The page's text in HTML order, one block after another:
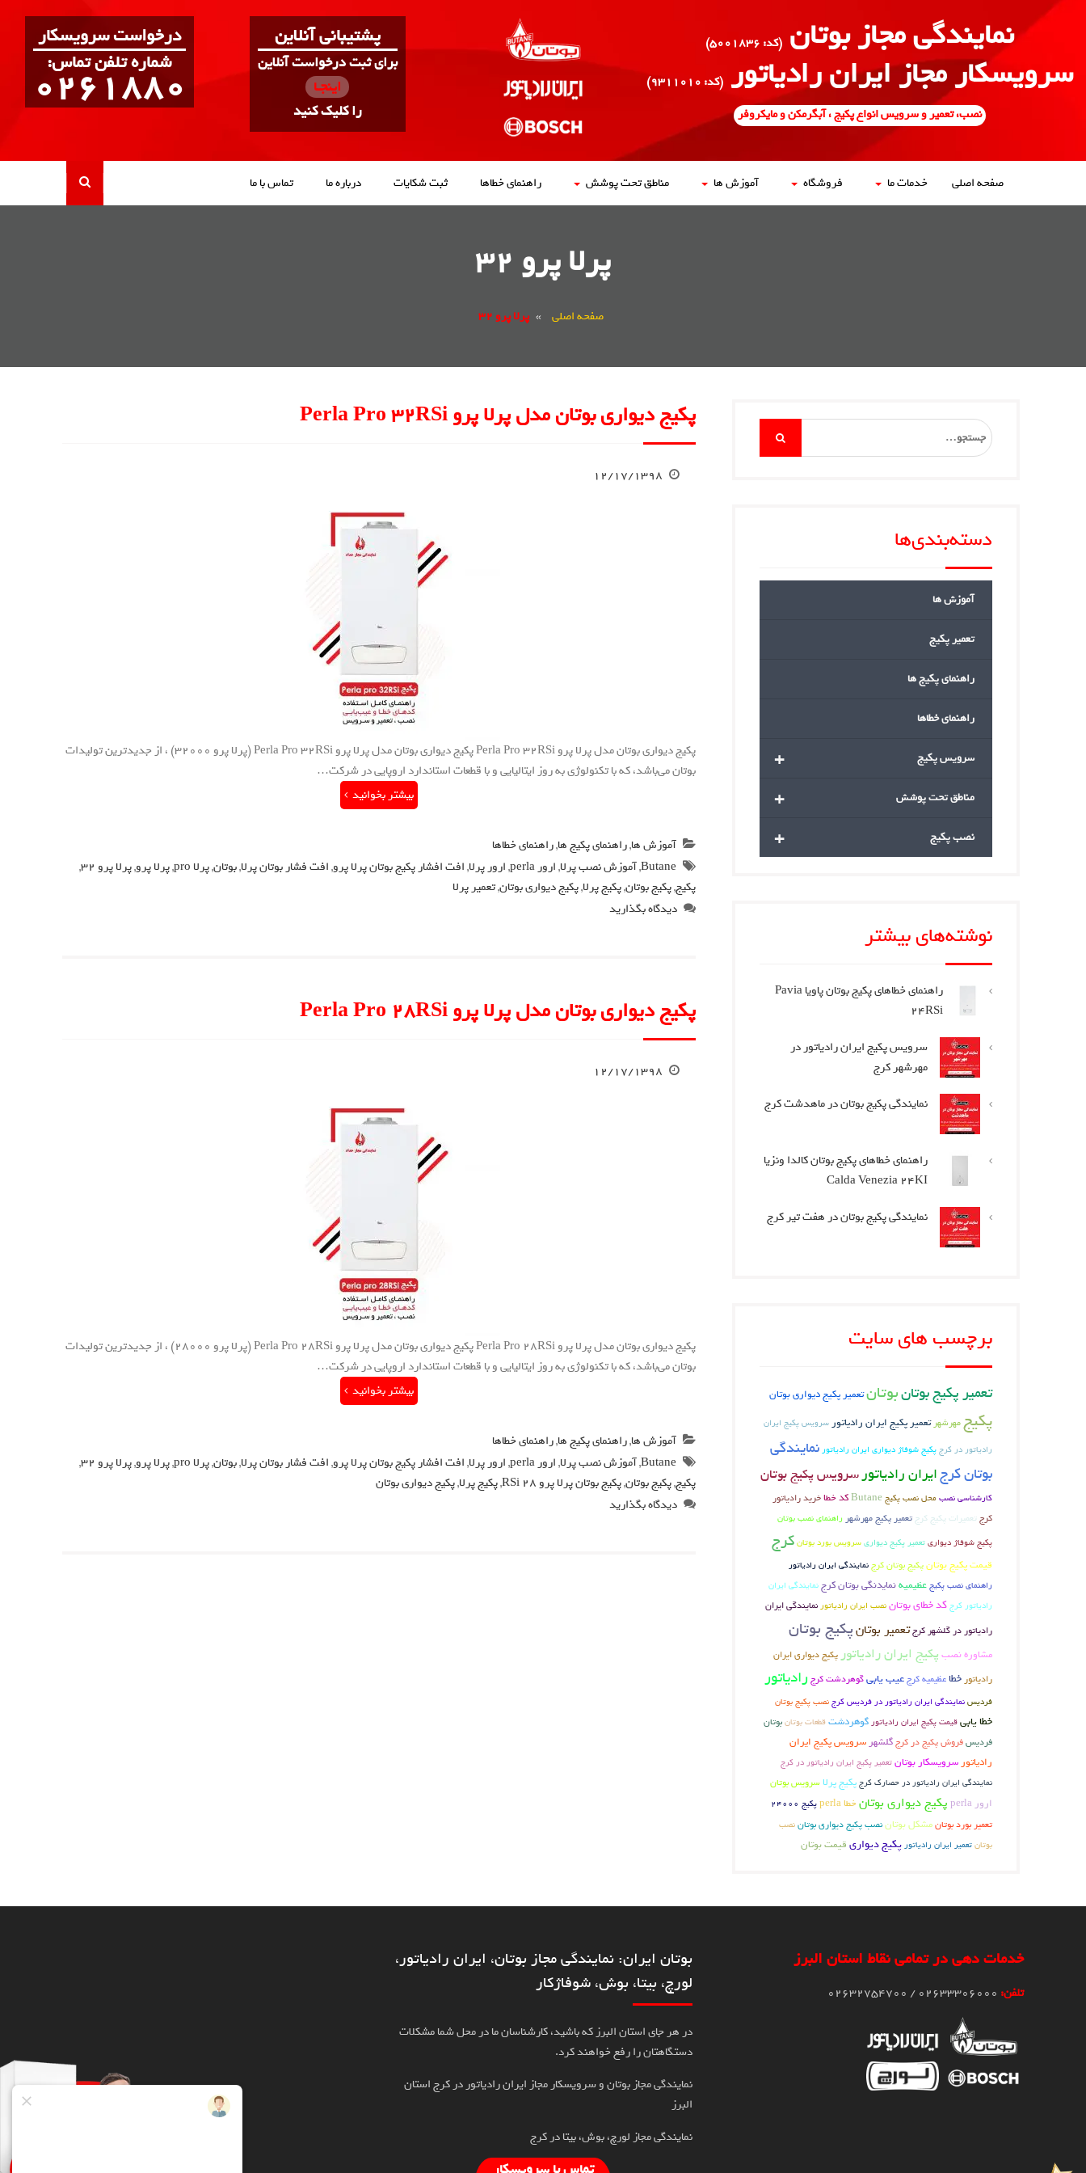
نمایندگی مجاز بوتان (کد: ۵۰۰۱۸۳۶)
سرویسکار مجاز ایران رادیاتور (کد: ۹۳۱۱۰۱۰)
نصب، تعمیر و سرویس انواع پکیج ، آبگرمکن و مایکروفر
پشتیبانی آنلاین
برای ثبت درخواست آنلاین
اینجـا
را کلیک کنید
درخواست سرویسکار
:شماره تلفن تماس
0261880
صفحه اصلی خدمات ما فروشگاه آموزش ها مناطق تحت پوشش راهنمای خطاها ثبت شکایات درباره ما تماس با ما
پرلا پرو 32
صفحه اصلی » پرلا پرو 32
پکیج دیواری بوتان مدل پرلا پرو Perla Pro 32RSi
۱۲/۱۷/۱۳۹۸
پکیج دیواری بوتان مدل پرلا پرو Perla Pro 32RSi پکیج دیواری بوتان مدل پرلا پرو Perla Pro 32RSi (پرلا پرو 32000) ، از جدیدترین تولیدات
بوتان می‌باشد، که با تکنولوژی به روز ایتالیایی و با قطعات استاندارد اروپایی در شرکت…
بیشتر بخوانید
آموزش ها,راهنمای پکیج ها,راهنمای خطاها
Butane
,آموزش نصب پرلا,ارور perla ,ارور پرلا,افت افشار پکیج بوتان پرلا پرو,افت فشار بوتان پرلا,بوتان,پرلا pro ,پرلا پرو,پرلا پرو 32
,
پکیج,پکیج بوتان,پکیج پرلا,پکیج دیواری بوتان,تعمیر پرلا
دیدگاه بگذارید
پکیج دیواری بوتان مدل پرلا پرو Perla Pro 28RSi
۱۲/۱۷/۱۳۹۸
پکیج دیواری بوتان مدل پرلا پرو Perla Pro 28RSi پکیج دیواری بوتان مدل پرلا پرو Perla Pro 28RSi (پرلا پرو 28000) ، از جدیدترین تولیدات
بوتان می‌باشد، که با تکنولوژی به روز ایتالیایی و با قطعات استاندارد اروپایی در شرکت…
بیشتر بخوانید
آموزش ها,راهنمای پکیج ها,راهنمای خطاها
Butane
,آموزش نصب پرلا,ارور perla ,ارور پرلا,افت افشار پکیج بوتان پرلا پرو,افت فشار بوتان پرلا,بوتان,پرلا pro ,پرلا پرو,پرلا پرو 32
,
پکیج,پکیج بوتان,پکیج بوتان پرلا پرو 28 RSi ,پکیج پرلا,پکیج دیواری بوتان
دیدگاه بگذارید
Search
for:
دسته‌بندی‌ها
آموزش ها
تعمیر پکیج
راهنمای پکیج ها
راهنمای خطاها
+ سرویس پکیج
+ مناطق تحت پوشش
+ نصب پکیج
نوشته‌های بیشتر
راهنمای خطاهای پکیج بوتان پاویا Pavia
24RSi
سرویس پکیج ایران رادیاتور در
مهرشهر کرج
نمایندگی پکیج بوتان در ماهدشت کرج
راهنمای خطاهای پکیج بوتان کالدا ونزیا
Calda Venezia 24KI
نمایندگی پکیج بوتان در هفت تیر کرج
برچسب های سایت
تعمیر پکیج بوتانبوتانتعمیر پکیج دیواری بوتان
پکیجمهرشهر تعمیر پکیج ایران رادیاتور سرویس پکیج ایران
رادیاتور در کرجپکیج شوفاژ دیواری ایران رادیاتور نمایندگی
بوتان کرجایران رادیاتور سرویس پکیج بوتان
کارشناسی نصبمحل نصب پکیجButaneکد خطاخرید رادیاتور
کرجتعمیرات پکیج کرج تعمیر پکیج مهرشهر راهنمای نصب بوتان
پکیج شوفاژ دیواریتعمیر پکیج دیواریسرویس بورد بوتانکرج
قیمت پکیج بوتانپکیج بوتان کرجنمایندگی ایران رادیاتور
راهنمای نصب پکیجعظیمیهنمایدنگی بوتان کرجنمایندگی ایران
رادیاتور کرجکد خطای بوتاننصب ایران رادیاتور نمایندگی ایران
رادیاتور در گلشهر کرجتعمیر بوتانپکیج بوتان
مشاوره نصب پکیج ایران رادیاتورپکیج دیواری ایران
رادیاتور خطاعظیمیه کرجعیب یابیگوهردشت کرج رادیاتور
فردیسنمایندگی ایران رادیاتور در فردیس کرجنصب پکیج بوتان
خطا یابیقیمت پکیج ایران رادیاتور گوهردشتقطعات بوتانبوتان
فردیسفروش پکیج در کرجگلشهر سرویس پکیج ایران
رادیاتور سرویسکار بوتانتعمیر پکیج ایران رادیاتور در کرج
نمایندگی ایران رادیاتور در حصارک کرجپکیج پرلاسرویس بوتان
ارور perla پکیج دیواری بوتانخطا perla پکیج 24000
تعمیر بورد بوتانمشکل بوتاننصب پکیج دیواری بوتاننصب
بوتانتعمیر ایران رادیاتور پکیج دیواری قیمت بوتان
خدمات دهی در تمامی نقاط استان البرز
تلفن:
بوتان ایران: نمایندگی مجاز بوتان، ایران رادیاتور،
لورچ، بیتا، بوش، شوفاژکار
در هر جای استان البرز که باشید، کارشناسان ما در محل شما مشکلات
دستگاهتان را رفع خواهند کرد.
نمایندگی مجاز بوتان و سرویسکار مجاز ایران رادیاتور در کرج استان
البرز
نمایندگی مجاز لورچ، بوش، بیتا در کرج